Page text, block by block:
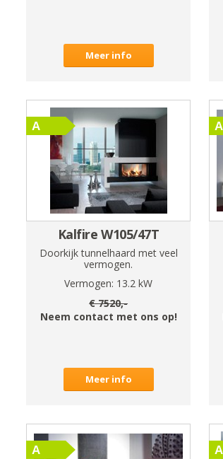
Meer info
Kalfire W105/47T
Doorkijk tunnelhaard met veel
vermogen.
Vermogen: 13.2 kW
€7520,-
Neem contact met ons op!
Meer info